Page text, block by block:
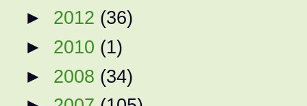
► 2012 (36)
► 2010 (1)
► 2008 (34)